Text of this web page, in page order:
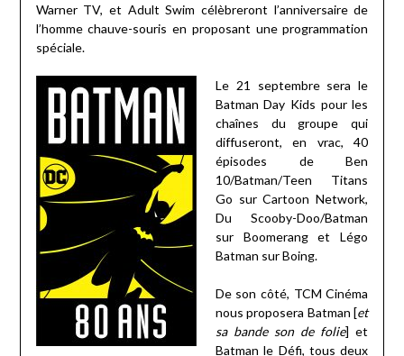
Warner TV, et Adult Swim célèbreront l’anniversaire de
l’homme chauve-souris en proposant une programmation
spéciale.
Le 21 septembre sera le
Batman Day Kids pour les
chaînes du groupe qui
diffuseront, en vrac, 40
épisodes de Ben
10/Batman/Teen Titans
Go sur Cartoon Network,
Du Scooby-Doo/Batman
sur Boomerang et Légo
Batman sur Boing.
De son côté, TCM Cinéma
nous proposera Batman [et
sa bande son de folie] et
Batman le Défi, tous deux